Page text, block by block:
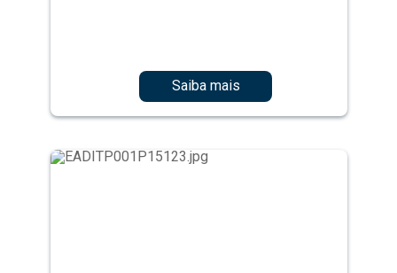
Saiba mais